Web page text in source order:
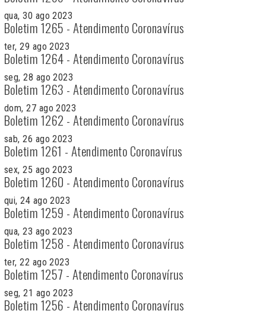
qua, 30 ago 2023
Boletim 1265 - Atendimento Coronavírus
ter, 29 ago 2023
Boletim 1264 - Atendimento Coronavírus
seg, 28 ago 2023
Boletim 1263 - Atendimento Coronavírus
dom, 27 ago 2023
Boletim 1262 - Atendimento Coronavírus
sab, 26 ago 2023
Boletim 1261 - Atendimento Coronavírus
sex, 25 ago 2023
Boletim 1260 - Atendimento Coronavírus
qui, 24 ago 2023
Boletim 1259 - Atendimento Coronavírus
qua, 23 ago 2023
Boletim 1258 - Atendimento Coronavírus
ter, 22 ago 2023
Boletim 1257 - Atendimento Coronavírus
seg, 21 ago 2023
Boletim 1256 - Atendimento Coronavírus